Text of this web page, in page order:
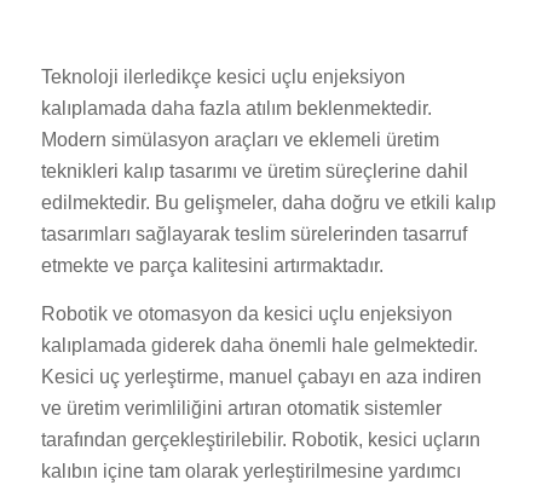
Teknoloji ilerledikçe kesici uçlu enjeksiyon
kalıplamada daha fazla atılım beklenmektedir.
Modern simülasyon araçları ve eklemeli üretim
teknikleri kalıp tasarımı ve üretim süreçlerine dahil
edilmektedir. Bu gelişmeler, daha doğru ve etkili kalıp
tasarımları sağlayarak teslim sürelerinden tasarruf
etmekte ve parça kalitesini artırmaktadır.
Robotik ve otomasyon da kesici uçlu enjeksiyon
kalıplamada giderek daha önemli hale gelmektedir.
Kesici uç yerleştirme, manuel çabayı en aza indiren
ve üretim verimliliğini artıran otomatik sistemler
tarafından gerçekleştirilebilir. Robotik, kesici uçların
kalıbın içine tam olarak yerleştirilmesine yardımcı